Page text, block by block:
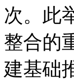
次。此
整合的
建基础